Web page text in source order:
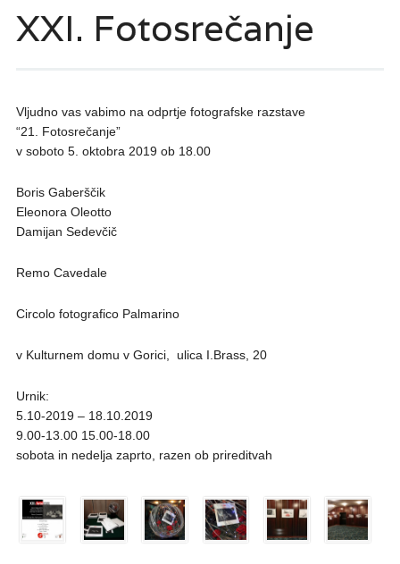
XXI. Fotosrečanje
Vljudno vas vabimo na odprtje fotografske razstave
“21. Fotosrečanje”
v soboto 5. oktobra 2019 ob 18.00
Boris Gaberščik
Eleonora Oleotto
Damijan Sedevčič
Remo Cavedale
Circolo fotografico Palmarino
v Kulturnem domu v Gorici, ulica I.Brass, 20
Urnik:
5.10-2019 – 18.10.2019
9.00-13.00 15.00-18.00
sobota in nedelja zaprto, razen ob prireditvah